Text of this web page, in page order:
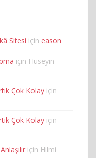
Sitesi için eason
için Huseyin
Çok Kolay için
Çok Kolay için
için Hilmi